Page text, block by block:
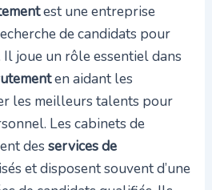
est une entreprise
de candidats pour
Il joue un rôle essentiel dans
en aidant les
les meilleurs talents pour
Les cabinets de
des services de
et disposent souvent d’une